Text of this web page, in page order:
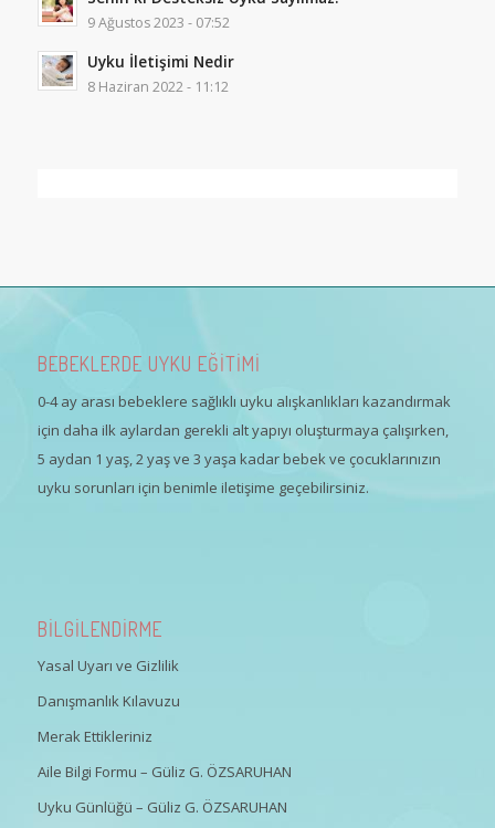
9 Ağustos 2023 - 07:52
Uyku İletişimi Nedir
8 Haziran 2022 - 11:12
BEBEKLERDE UYKU EĞİTİMİ
0-4 ay arası bebeklere sağlıklı uyku alışkanlıkları kazandırmak
için daha ilk aylardan gerekli alt yapıyı oluşturmaya çalışırken,
5 aydan 1 yaş, 2 yaş ve 3 yaşa kadar bebek ve çocuklarınızın
uyku sorunları için benimle iletişime geçebilirsiniz.
BİLGİLENDİRME
Yasal Uyarı ve Gizlilik
Danışmanlık Kılavuzu
Merak Ettikleriniz
Aile Bilgi Formu – Güliz G. ÖZSARUHAN
Uyku Günlüğü – Güliz G. ÖZSARUHAN